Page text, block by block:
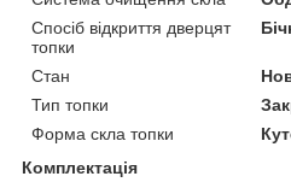
Спосіб відкриття дверцят
топки
Стан
Тип топки
Форма скла топки
Комплектація